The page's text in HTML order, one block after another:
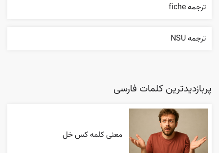
ترجمه fiche
ترجمه NSU
پربازدیدترین کلمات فارسی
معنی کلمه کس خل